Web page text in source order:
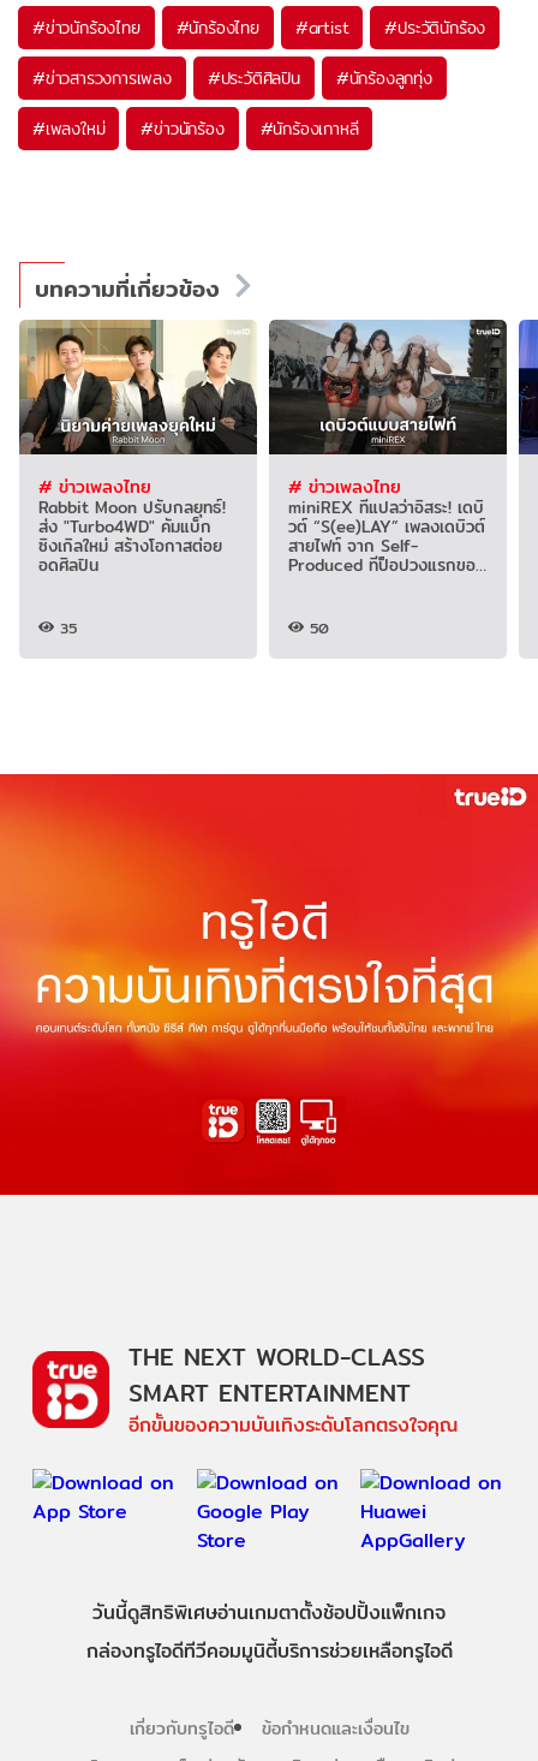
#ข่าวนักร้องไทย #นักร้องไทย #artist #ประวัตินักร้อง
#ข่าวสารวงการเพลง #ประวัติศิลปิน #นักร้องลูกทุ่ง
#เพลงใหม่ #ข่าวนักร้อง #นักร้องเกาหลี
บทความที่เกี่ยวข้อง
# ข่าวเพลงไทย
Rabbit Moon ปรับกลยุทธ์!
ส่ง "Turbo4WD" คัมแบ็ก
ซิงเกิลใหม่ สร้างโอกาสต่อย
อดศิลปิน
35
# ข่าวเพลงไทย
miniREX ที่แปลว่าอิสระ! เดบิ
วต์ “S(ee)LAY” เพลงเดบิวต์
สายไฟท์ จาก Self-
Produced ทีป็อปวงแรกของ
50
THE NEXT WORLD-CLASS
SMART ENTERTAINMENT
อีกขั้นของความบันเทิงระดับโลกตรงใจคุณ
วันนี้ดูสิทธิพิเศษอ่านเกมตาตั้งช้อปปิ้งแพ็กเกจ
กล่องทรูไอดีทีวีคอมมูนิตี้บริการช่วยเหลือทรูไอดี
เกี่ยวกับทรูไอดี
ข้อกำหนดและเงื่อนไข